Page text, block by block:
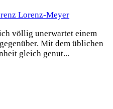
Lorenz-Meyer
völlig unerwartet einem
Mit dem üblichen
gleich genut...